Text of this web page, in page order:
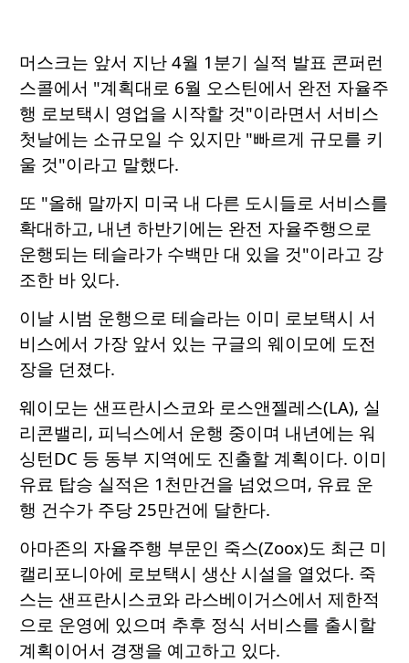
머스크는 앞서 지난 4월 1분기 실적 발표 콘퍼런
스콜에서 "계획대로 6월 오스틴에서 완전 자율주
행 로보택시 영업을 시작할 것"이라면서 서비스
첫날에는 소규모일 수 있지만 "빠르게 규모를 키
울 것"이라고 말했다.
또 "올해 말까지 미국 내 다른 도시들로 서비스를
확대하고, 내년 하반기에는 완전 자율주행으로
운행되는 테슬라가 수백만 대 있을 것"이라고 강
조한 바 있다.
이날 시범 운행으로 테슬라는 이미 로보택시 서
비스에서 가장 앞서 있는 구글의 웨이모에 도전
장을 던졌다.
웨이모는 샌프란시스코와 로스앤젤레스(LA), 실
리콘밸리, 피닉스에서 운행 중이며 내년에는 워
싱턴DC 등 동부 지역에도 진출할 계획이다. 이미
유료 탑승 실적은 1천만건을 넘었으며, 유료 운
행 건수가 주당 25만건에 달한다.
아마존의 자율주행 부문인 죽스(Zoox)도 최근 미
캘리포니아에 로보택시 생산 시설을 열었다. 죽
스는 샌프란시스코와 라스베이거스에서 제한적
으로 운영에 있으며 추후 정식 서비스를 출시할
계획이어서 경쟁을 예고하고 있다.